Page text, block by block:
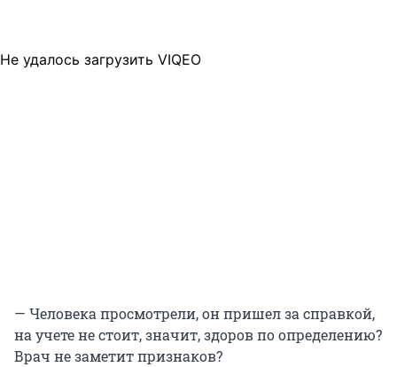
Не удалось загрузить VIQEO
— Человека просмотрели, он пришел за справкой,
на учете не стоит, значит, здоров по определению?
Врач не заметит признаков?